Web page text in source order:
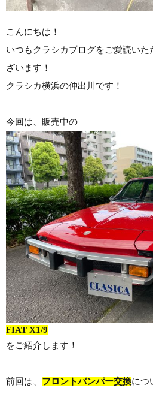
こんにちは！
いつもクラシカブログをご愛読い
ざいます！
クラシカ横浜の仲出川です！
今回は、販売中の
FIAT X1/9
をご紹介します！
前回は、 フロントバンパー交換につ